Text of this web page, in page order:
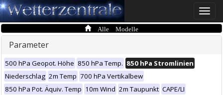
Toggle
Alle Modelle
Parameter
500 hPa Geopot. Höhe 850 hPa Temp. 850 hPa Stromlinien
Niederschlag 2m Temp 700 hPa Vertikalbew
850 hPa Pot. Äquiv. Temp 10m Wind 2m Taupunkt CAPE/LI